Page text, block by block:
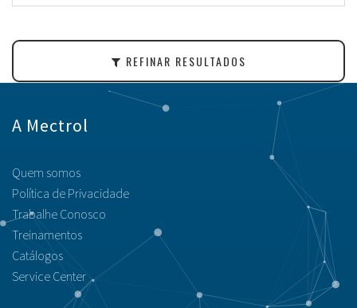
REFINAR RESULTADOS
A Mectrol
Quem somos
Política de Privacidade
Trabalhe Conosco
Treinamentos
Catálogos
Service Center